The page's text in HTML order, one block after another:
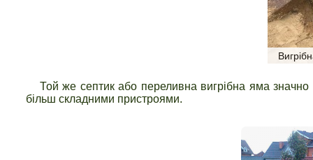
Той же септик або переливна вигрібна яма
більш складними пристроями.